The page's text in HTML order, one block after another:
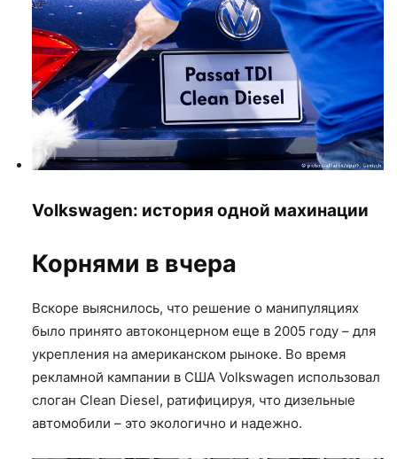
Volkswagen: история одной махинации
Корнями в вчера
Вскоре выяснилось, что решение о манипуляциях
было принято автоконцерном еще в 2005 году – для
укрепления на американском рыноке. Во время
рекламной кампании в США Volkswagen использовал
слоган Clean Diesel, ратифицируя, что дизельные
автомобили – это экологично и надежно.